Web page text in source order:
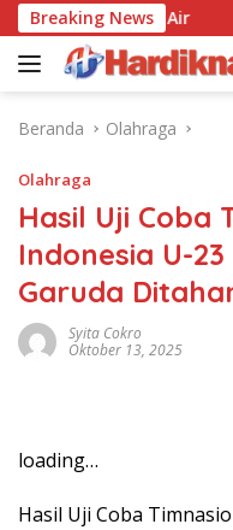
Langsung
ke
konten
Breaking News
Di Tanah Air
Beranda Olahraga
Olahraga
Hasil Uji Coba
Indonesia U-
Garuda
Syita Cokro
Oktober 13, 2025
loading…
Hasil Uji Coba